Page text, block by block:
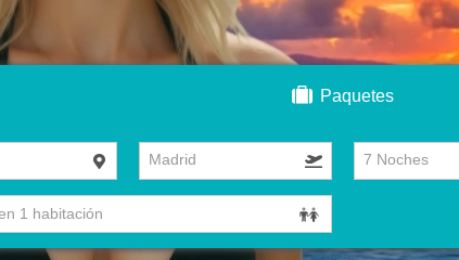
Paquetes
Madrid 7 Noches